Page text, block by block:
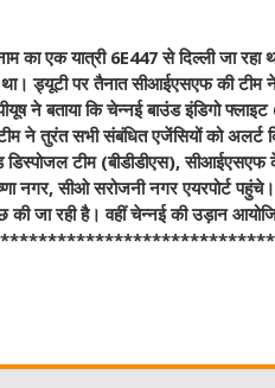
का एक यात्री 6E447 से दिल्‍ली जा रहा
ड्यूटी पर तैनात सीआईएसएफ की टीम
ने बताया कि चेन्नई बाउंड इंडिगो
ने तुरंत सभी संबंधित एजेंसियों को अलर्ट
डिस्पोजल टीम (बीडीडीएस),
नगर, सीओ सरोजनी नगर एयरपोर्ट पहुंचे।
की जा रही है। वहीं चेन्नई की उड़ान